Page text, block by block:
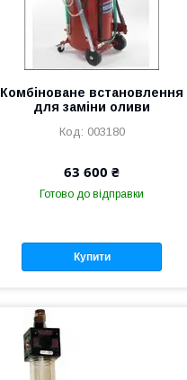
Комбіноване встановлення
для заміни оливи
003180
63 600 ₴
Готово до відправки
Купити